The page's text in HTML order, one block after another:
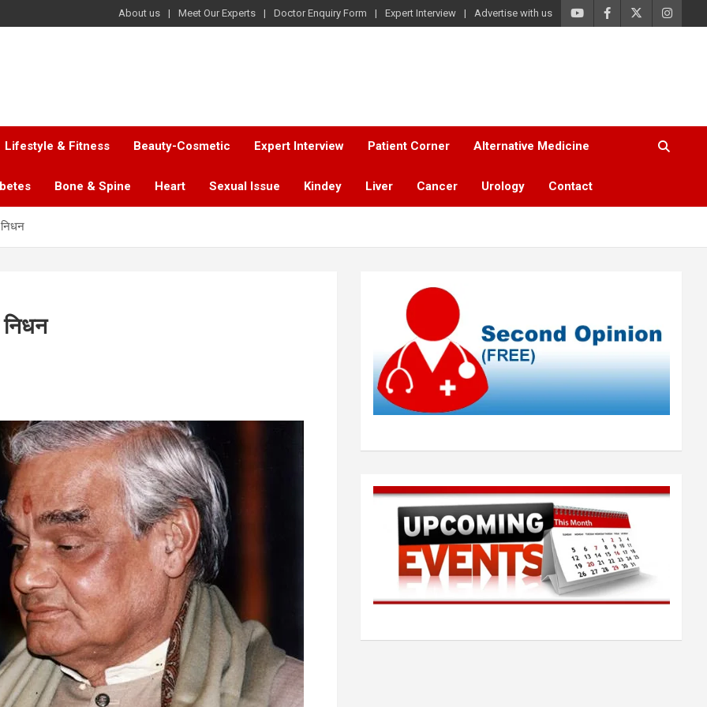
About us Meet Our Experts Doctor Enquiry Form Expert Interview Advertise with us
Lifestyle & Fitness Beauty-Cosmetic Expert Interview Patient Corner Alternative Medicine
Bone & Spine Heart Sexual Issue Kindey Liver Cancer Urology Contact
निधन
निधन